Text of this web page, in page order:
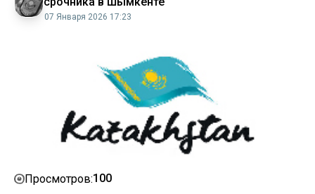
07 Января 2026 17:23
Просмотров:100